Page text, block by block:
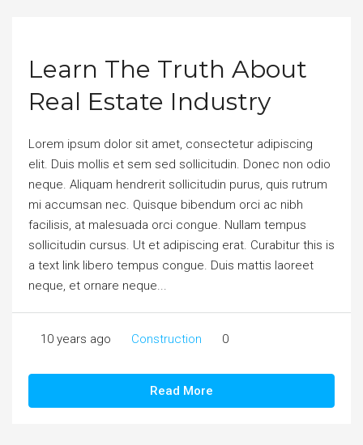
Learn The Truth About
Real Estate Industry
Lorem ipsum dolor sit amet, consectetur adipiscing
elit. Duis mollis et sem sed sollicitudin. Donec non odio
neque. Aliquam hendrerit sollicitudin purus, quis rutrum
mi accumsan nec. Quisque bibendum orci ac nibh
facilisis, at malesuada orci congue. Nullam tempus
sollicitudin cursus. Ut et adipiscing erat. Curabitur this is
a text link libero tempus congue. Duis mattis laoreet
neque, et ornare neque...
10 years ago Construction 0
Read More